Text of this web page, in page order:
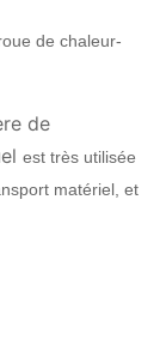
de chaleur-
de
est très utilisée
matériel, et